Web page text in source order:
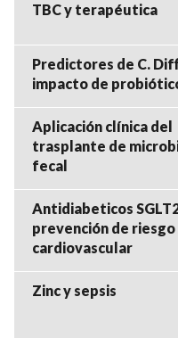
TBC y terapéutica
Predictores de C.
impacto de
Aplicación clínica del
trasplante de
fecal
Antidiabeticos
prevención de riesgo
cardiovascular
Zinc y sepsis